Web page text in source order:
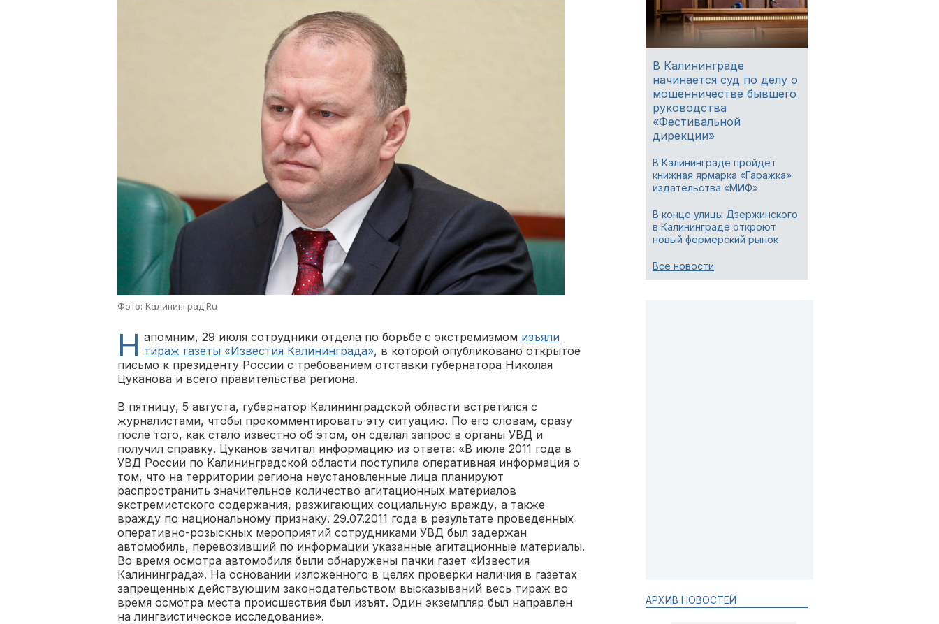
Фото: Калининград.Ru
Н апомним, 29 июля сотрудники отдела по борьбе с экстремизмом изъяли
тираж газеты «Известия Калининграда», в которой опубликовано открытое
письмо к президенту России с требованием отставки губернатора Николая
Цуканова и всего правительства региона.
В пятницу, 5 августа, губернатор Калининградской области встретился с
журналистами, чтобы прокомментировать эту ситуацию. По его словам, сразу
после того, как стало известно об этом, он сделал запрос в органы УВД и
получил справку. Цуканов зачитал информацию из ответа: «В июле 2011 года в
УВД России по Калининградской области поступила оперативная информация о
том, что на территории региона неустановленные лица планируют
распространить значительное количество агитационных материалов
экстремистского содержания, разжигающих социальную вражду, а также
вражду по национальному признаку. 29.07.2011 года в результате проведенных
оперативно-розыскных мероприятий сотрудниками УВД был задержан
автомобиль, перевозивший по информации указанные агитационные материалы.
Во время осмотра автомобиля были обнаружены пачки газет «Известия
Калининграда». На основании изложенного в целях проверки наличия в газетах
запрещенных действующим законодательством высказываний весь тираж во
время осмотра места происшествия был изъят. Один экземпляр был направлен
на лингвистическое исследование».
В Калининграде
начинается суд по делу о
мошенничестве бывшего
руководства
«Фестивальной
дирекции»
В Калининграде пройдёт
книжная ярмарка «Гаражка»
издательства «МИФ»
В конце улицы Дзержинского
в Калининграде откроют
новый фермерский рынок
Все новости
АРХИВ НОВОСТЕЙ